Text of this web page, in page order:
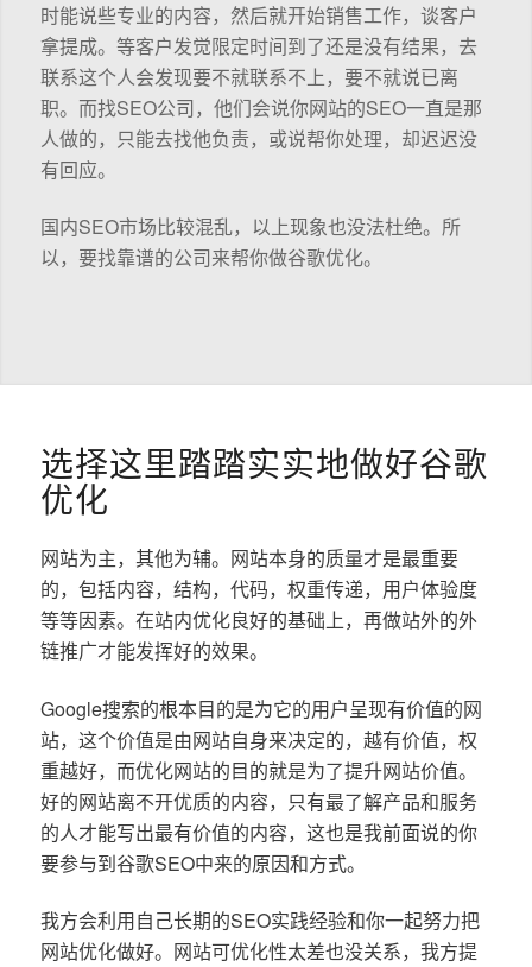
时能说些专业的内容，然后就开始销售工作，谈客户
拿提成。等客户发觉限定时间到了还是没有结果，去
联系这个人会发现要不就联系不上，要不就说已离
职。而找SEO公司，他们会说你网站的SEO一直是那
人做的，只能去找他负责，或说帮你处理，却迟迟没
有回应。
国内SEO市场比较混乱，以上现象也没法杜绝。所
以，要找靠谱的公司来帮你做谷歌优化。
选择这里踏踏实实地做好谷歌
优化
网站为主，其他为辅。网站本身的质量才是最重要
的，包括内容，结构，代码，权重传递，用户体验度
等等因素。在站内优化良好的基础上，再做站外的外
链推广才能发挥好的效果。
Google搜索的根本目的是为它的用户呈现有价值的网
站，这个价值是由网站自身来决定的，越有价值，权
重越好，而优化网站的目的就是为了提升网站价值。
好的网站离不开优质的内容，只有最了解产品和服务
的人才能写出最有价值的内容，这也是我前面说的你
要参与到谷歌SEO中来的原因和方式。
我方会利用自己长期的SEO实践经验和你一起努力把
网站优化做好。网站可优化性太差也没关系，我方提